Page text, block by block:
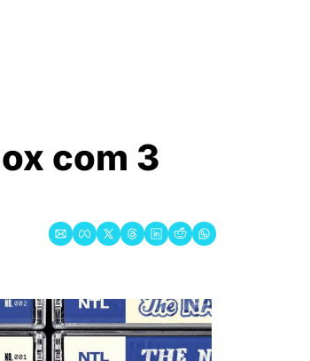
com 3